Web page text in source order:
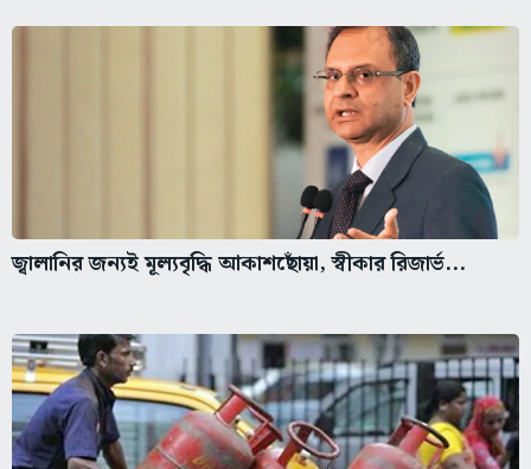
জ্বালানির জন্যই মূল্যবৃদ্ধি আকাশছোঁয়া, স্বীকার রিজার্ভ...